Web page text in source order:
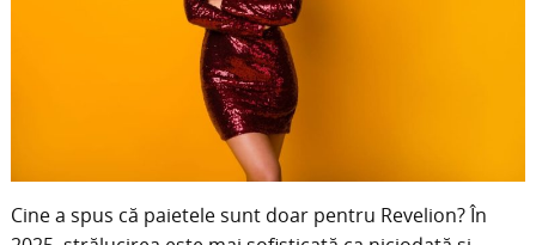
Cine a spus că paietele sunt doar pentru Revelion? În